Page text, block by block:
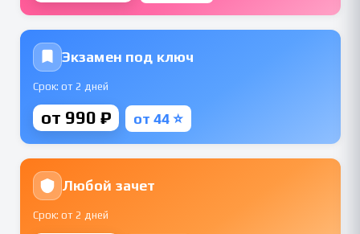
Экзамен под ключ
Срок: от 2 дней
от 990 ₽ от 44 ⭐
Любой зачет
Срок: от 2 дней